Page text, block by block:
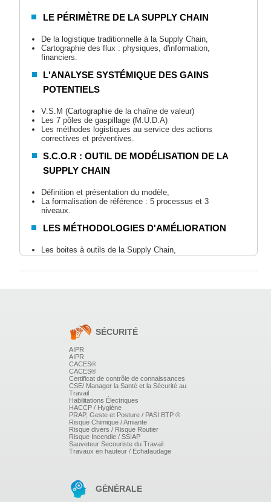
LE PÉRIMÈTRE DE LA SUPPLY CHAIN
De la logistique traditionnelle à la Supply Chain,
Cartographie des flux : physiques, d'information,
financiers.
L'ANALYSE SYSTÉMIQUE DES GAINS
POTENTIELS
V.S.M (Cartographie de la chaîne de valeur)
Les 7 pôles de gaspillage (M.U.D.A)
Les méthodes logistiques au service des actions
correctives et préventives.
S.C.O.R : OUTIL DE MODÉLISATION DE LA
SUPPLY CHAIN
Définition et présentation du modèle,
La formalisation de référence : 5 processus et 3
niveaux.
LES MÉTHODOLOGIES D'AMÉLIORATION
Les boites à outils de la Supply Chain,
Les grands processus et leurs indicateurs globaux :
Les outils informatiques (ERP, GPAO, APS...)
Les outils logistiques (du MRP au MRP2, Kanban,
LA CONVERGENCE DES 3 MÉTHODOLOGIES
(SCOR, 6 SIGMA & LEAN MANUFACTURING)
pour un meilleur retour sur investissement.
SÉCURITÉ
AIPR
AIPR
CACES®
CACES®
Certificat de contrôle de connaissances
CSE/ Manager la Santé et la Sécurité au
Travail
Habilitations Électriques
HACCP / Hygiène
PRAP, Geste et Posture / PASI BTP ®
Risque Chimique / Amiante
Risque divers / Risque Routier
Risque Incendie / SSIAP
Sauveteur Secouriste du Travail
Travaux en hauteur / Echafaudage
GÉNÉRALE